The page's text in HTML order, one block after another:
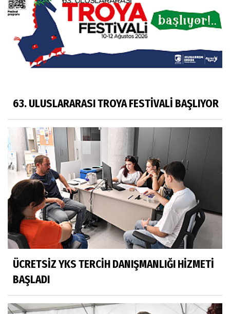
63. ULUSLARARASI TROYA FESTİVALİ BAŞLIYOR
ÜCRETSİZ YKS TERCİH DANIŞMANLIĞI HİZMETİ
BAŞLADI